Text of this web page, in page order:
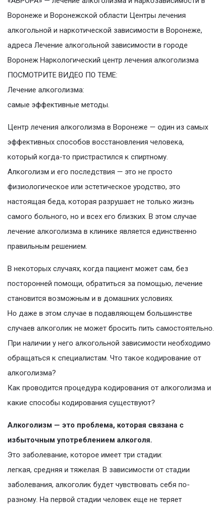
Воронеже и Воронежской области Центры лечения
алкогольной и наркотической зависимости в Воронеже,
адреса Лечение алкогольной зависимости в городе
Воронеж Наркологический центр лечения алкоголизма
ПОСМОТРИТЕ ВИДЕО ПО ТЕМЕ:
Лечение алкоголизма:
самые эффективные методы.
Центр лечения алкоголизма в Воронеже — один из самых
эффективных способов восстановления человека,
который когда-то пристрастился к спиртному.
Алкоголизм и его последствия — это не просто
физиологическое или эстетическое уродство, это
настоящая беда, которая разрушает не только жизнь
самого больного, но и всех его близких. В этом случае
лечение алкоголизма в клинике является единственно
правильным решением.
В некоторых случаях, когда пациент может сам, без
посторонней помощи, обратиться за помощью, лечение
становится возможным и в домашних условиях.
Но даже в этом случае в подавляющем большинстве
случаев алкоголик не может бросить пить самостоятельно.
При наличии у него алкогольной зависимости необходимо
обращаться к специалистам. Что такое кодирование от
алкоголизма?
Как проводится процедура кодирования от алкоголизма и
какие способы кодирования существуют?
Алкоголизм — это проблема, которая связана с
избыточным употреблением алкоголя.
Это заболевание, которое имеет три стадии:
легкая, средняя и тяжелая. В зависимости от стадии
заболевания, алкоголик будет чувствовать себя по-
разному. На первой стадии человек еще не теряет